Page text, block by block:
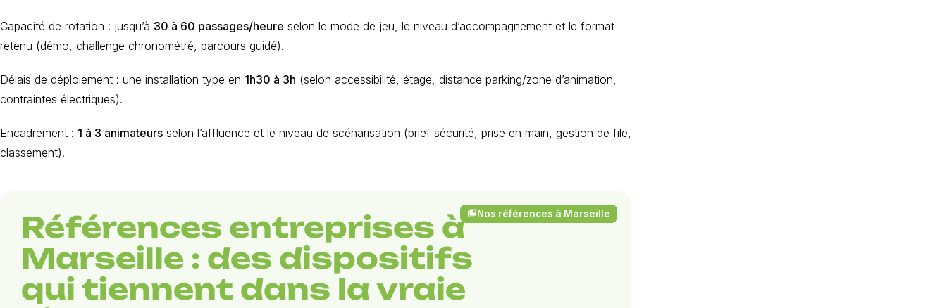
Capacité de rotation : jusqu’à 30 à 60 passages/heure selon le mode de jeu, le niveau d’accompagnement et le format
retenu (démo, challenge chronométré, parcours guidé).
Délais de déploiement : une installation type en 1h30 à 3h (selon accessibilité, étage, distance parking/zone d’animation,
contraintes électriques).
Encadrement : 1 à 3 animateurs selon l’affluence et le niveau de scénarisation (brief sécurité, prise en main, gestion de file,
classement).
Références entreprises à
Marseille : des dispositifs
qui tiennent dans la vraie
collections_bookmark Nos références à Marseille